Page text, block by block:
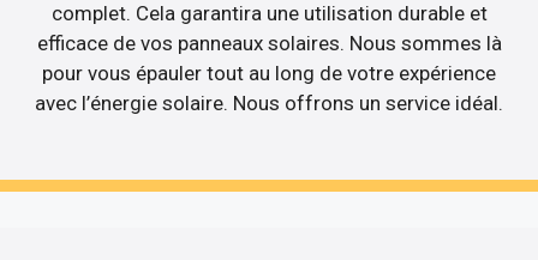
complet. Cela garantira une utilisation durable et
efficace de vos panneaux solaires. Nous sommes là
pour vous épauler tout au long de votre expérience
avec l’énergie solaire. Nous offrons un service idéal.